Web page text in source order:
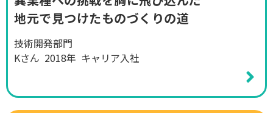
地元で見つけたものづくりの道
技術開発部門
Kさん 2018年 キャリア入社